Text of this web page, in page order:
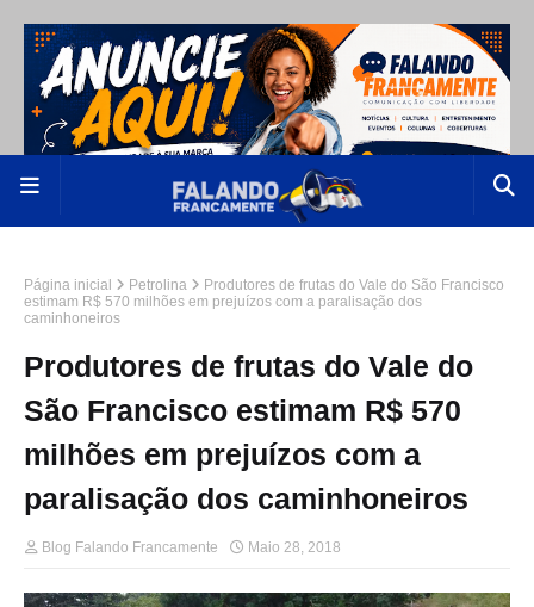
Página inicial Petrolina
Produtores de frutas do Vale do São Francisco
estimam R$ 570 milhões em prejuízos com a paralisação dos
caminhoneiros
Produtores de frutas do Vale do
São Francisco estimam R$ 570
milhões em prejuízos com a
paralisação dos caminhoneiros
Blog Falando Francamente Maio 28, 2018